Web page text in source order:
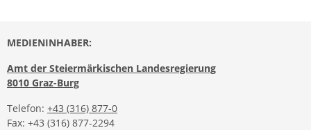
MEDIENINHABER:
Amt der Steiermärkischen Landesregierung
8010 Graz-Burg
Telefon: +43 (316) 877-0
Fax: +43 (316) 877-2294